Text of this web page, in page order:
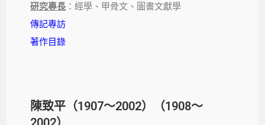
研究專長 ：經學、甲骨文、圖書文獻學
傳記專訪
著作目錄
陳致平（1907～2002）（1908～